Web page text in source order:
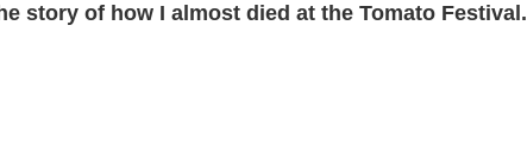
story of how I almost died at the Tomato Festival.